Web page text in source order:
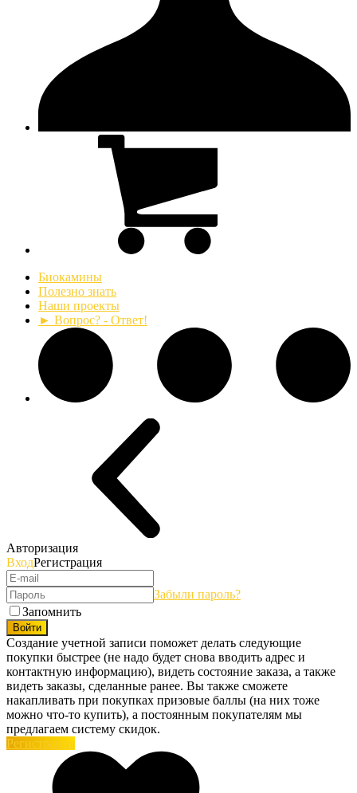
Биокамины
Полезно знать
Наши проекты
► Вопрос? - Ответ!
Авторизация
ВходРегистрация
Забыли пароль?
Запомнить
Войти
Создание учетной записи поможет делать следующие
покупки быстрее (не надо будет снова вводить адрес и
контактную информацию), видеть состояние заказа, а также
видеть заказы, сделанные ранее. Вы также сможете
накапливать при покупках призовые баллы (на них тоже
можно что-то купить), а постоянным покупателям мы
предлагаем систему скидок.
Регистрация